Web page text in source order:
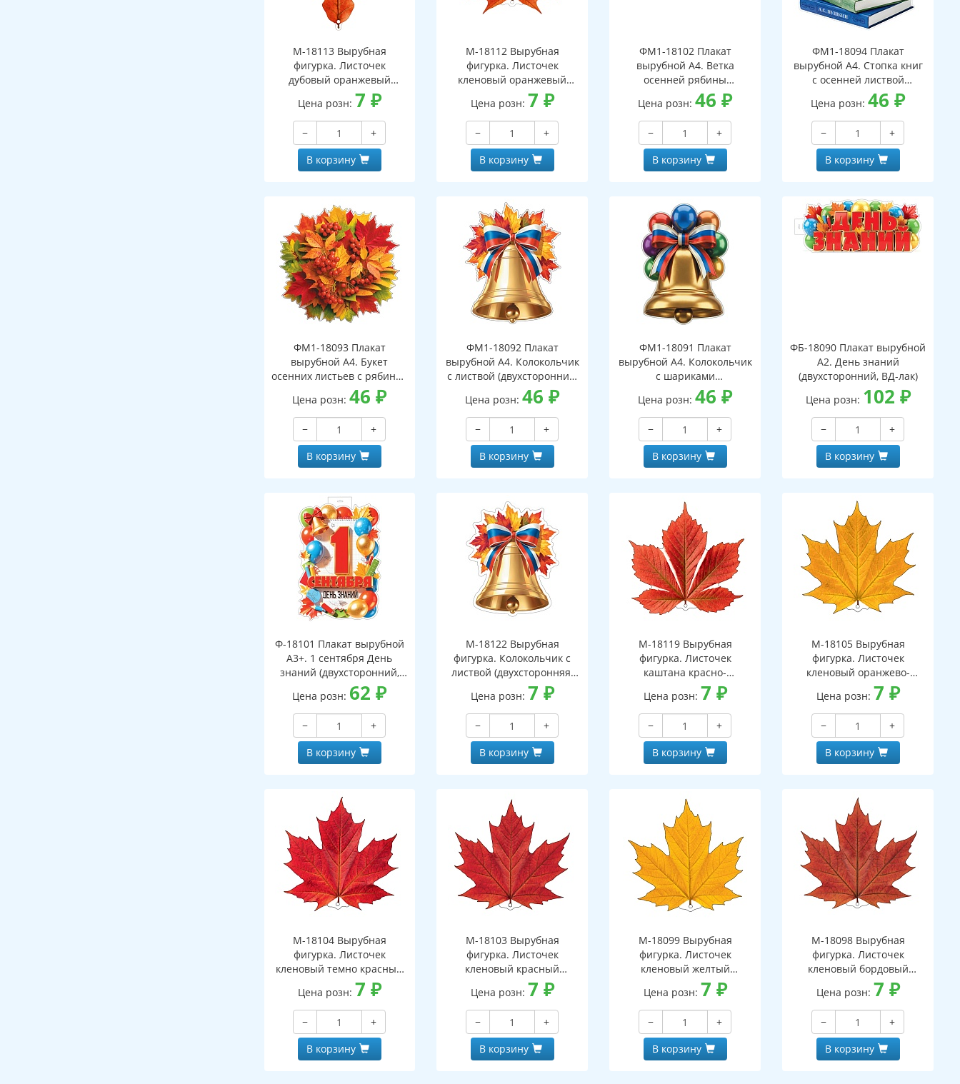
М-18113 Вырубная
фигурка. Листочек
дубовый оранжевый
(двухсторонняя, ВД-лак)
Цена розн: 7 ₽
−
+
В корзину
М-18112 Вырубная
фигурка. Листочек
кленовый оранжевый
(двухсторонняя, ВД-лак)
Цена розн: 7 ₽
−
+
В корзину
ФМ1-18102 Плакат
вырубной А4. Ветка
осенней рябины
(двухсторонний, ВД-лак)
Цена розн:46₽
−
+
В корзину
ФМ1-18094 Плакат
вырубной А4. Стопка книг
с осенней листвой
(двухсторонний, ВД-лак)
Цена розн:46₽
−
+
В корзину
ФМ1-18093 Плакат
вырубной А4. Букет
осенних листьев с рябиной
(двухсторонний, ВД-лак)
Цена розн:46₽
−
+
В корзину
ФМ1-18092 Плакат
вырубной А4. Колокольчик
с листвой (двухсторонний,
вд-лак)
Цена розн:46₽
−
+
В корзину
ФМ1-18091 Плакат
вырубной А4. Колокольчик
с шариками
(двухсторонний, ВД-лак)
Цена розн:46₽
−
+
В корзину
ФБ-18090 Плакат вырубной
А2. День знаний
(двухсторонний, ВД-лак)
Цена розн: 102 ₽
−
+
В корзину
Ф-18101 Плакат вырубной
А3+. 1 сентября День
знаний (двухсторонний,
ВД-лак)
Цена розн: 62₽
−
+
В корзину
М-18122 Вырубная
фигурка. Колокольчик с
листвой (двухсторонняя,
ВД-лак)
Цена розн: 7 ₽
−
+
В корзину
М-18119 Вырубная
фигурка. Листочек
каштана красно-
оранжевый
(двухсторонняя, ВД-лак)
Цена розн: 7 ₽
−
+
В корзину
М-18105 Вырубная
фигурка. Листочек
кленовый оранжево-
желтый (двухсторонняя,
ВД-лак)
Цена розн: 7 ₽
−
+
В корзину
М-18104 Вырубная
фигурка. Листочек
кленовый темно красный
(двухсторонняя, ВД-лак)
Цена розн: 7 ₽
−
+
В корзину
М-18103 Вырубная
фигурка. Листочек
кленовый красный
(двухсторонняя, ВД-лак)
Цена розн: 7 ₽
−
+
В корзину
М-18099 Вырубная
фигурка. Листочек
кленовый желтый
(двухсторонняя, ВД-лак)
Цена розн: 7 ₽
−
+
В корзину
М-18098 Вырубная
фигурка. Листочек
кленовый бордовый
(двухсторонняя, ВД-лак)
Цена розн: 7 ₽
−
+
В корзину